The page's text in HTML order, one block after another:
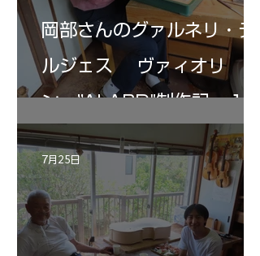
岡部さんのグァルネリ・デ
ルジェス ヴァィオリ
ン ”ALARD"制作記 １2
7月25日